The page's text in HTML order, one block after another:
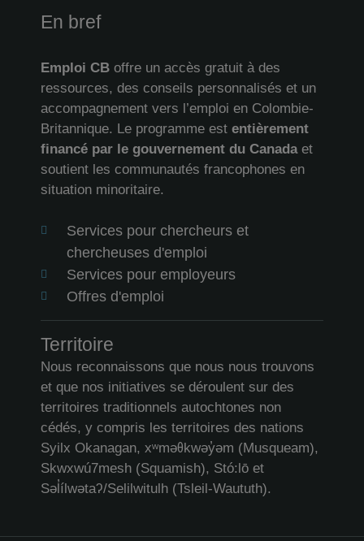
En bref
Emploi CB offre un accès gratuit à des
ressources, des conseils personnalisés et un
accompagnement vers l’emploi en Colombie-
Britannique. Le programme est entièrement
financé par le gouvernement du Canadaet
soutient les communautés francophones en
situation minoritaire.
Services pour chercheurs et
chercheuses d'emploi
Services pour employeurs
Offres d'emploi
Territoire
Nous reconnaissons que nous nous trouvons
et que nos initiatives se déroulent sur des
territoires traditionnels autochtones non
cédés, y compris les territoires des nations
Syilx Okanagan, xʷməθkwəy̓əm (Musqueam),
Skwxwú7mesh (Squamish), Stó:lō et
Səl̓ílwətaʔ/Selilwitulh (Tsleil-Waututh).